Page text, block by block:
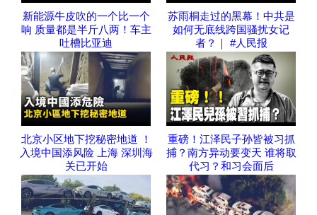
新能源牛皮吹的一个比一个
响 质量都是半斤八两！车主
吐槽比亚迪
苏雨桐走过的黑幕！中共是
如何无底线跨国骚扰女记
者？｜ #人民报
北京小区地下挖秘密地道 ！
入境中国添风险 上海 深圳海
关已开始
重磅！江泽民子孙皆被习抓
捕？南方异动要变天 谁将取
代习？和习会面后